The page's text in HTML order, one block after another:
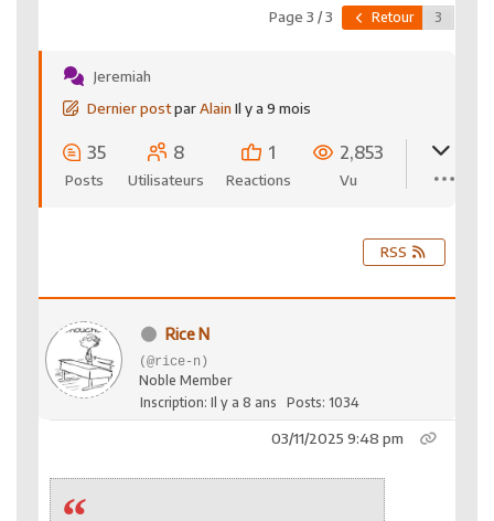
Page 3 / 3 Retour
Jeremiah
Dernier postparAlain Il y a 9 mois
35
Posts
8
Utilisateurs
1
Reactions
2,853
Vu
RSS
Rice N
(@rice-n)
Noble Member
Inscription: Il y a 8 ans
Posts: 1034
03/11/2025 9:48 pm